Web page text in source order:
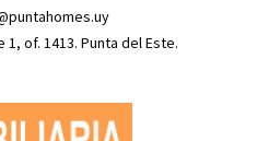
of. 1413. Punta del Este.